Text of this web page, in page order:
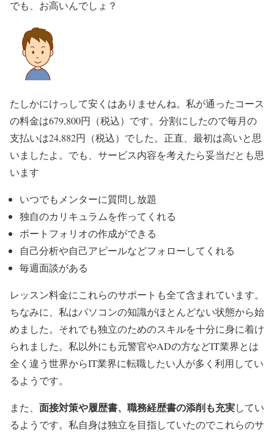
でも、お高いんでしょ？
たしかにけっして安くはありませんね。私が通ったコース
の料金は679,800円（税込）です。分割にしたので毎月の
支払いは24,882円（税込）でした。正直、最初は高いと思
いましたよ。でも、サービス内容を考えたら妥当だとも思
います
いつでもメンターに質問し放題
独自のカリキュラムを作ってくれる
ポートフォリオの作成ができる
自己分析や自己アピールなどフォローしてくれる
毎週面談がある
レッスン料金にこれらのサポートも全て含まれています。
ちなみに、私はパソコンの知識がほとんどない状態から始
めました。それでも独立のためのスキルを十分に身に着け
られました。私以外にも元警官やADの方などIT業界とは
全く違う世界からIT業界に転職したい人が多く利用してい
るようです。
また、 面接対策や履歴書、職務経歴書の添削も充実してい
るようです。私自身は独立を目指していたのでこれらのサ